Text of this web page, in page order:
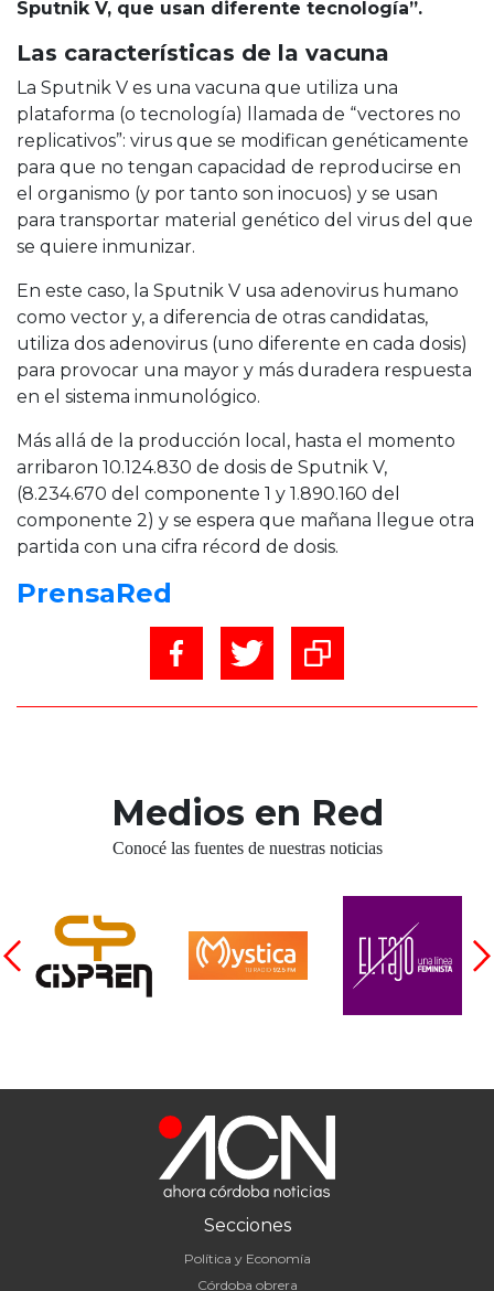
Sputnik V, que usan diferente tecnología”.
Las características de la vacuna
La Sputnik V es una vacuna que utiliza una
plataforma (o tecnología) llamada de “vectores no
replicativos”: virus que se modifican genéticamente
para que no tengan capacidad de reproducirse en
el organismo (y por tanto son inocuos) y se usan
para transportar material genético del virus del que
se quiere inmunizar.
En este caso, la Sputnik V usa adenovirus humano
como vector y, a diferencia de otras candidatas,
utiliza dos adenovirus (uno diferente en cada dosis)
para provocar una mayor y más duradera respuesta
en el sistema inmunológico.
Más allá de la producción local, hasta el momento
arribaron 10.124.830 de dosis de Sputnik V,
(8.234.670 del componente 1 y 1.890.160 del
componente 2) y se espera que mañana llegue otra
partida con una cifra récord de dosis.
PrensaRed
Medios en Red
Conocé las fuentes de nuestras noticias
Secciones
Política y Economía
Córdoba obrera